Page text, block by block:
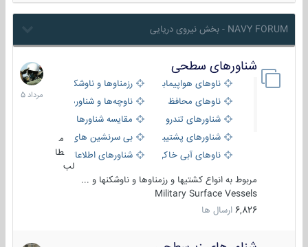
NAVY FORUM - بخش نیروی دریایی
شناورهای سطحی
ناوهای هواپیمابر و بالگرد بررزمناوها و ناوشکن‌ها
ناوهای محافظ
ناوچه‌ها و شناورهای گشتی
شناورهای تندرو
مقایسه شناورها
شناورهای پشتیبانی
بی سرنشین های دریایی
ناوهای آبی خاکی و نیروبرشناورهای اطلاعاتی و جاسوسی
طا
لب
مربوط به انواع کشتیها و رزمناوها و ناوشکنها و ...
Military Surface Vessels
6,826 ارسال ها
2
مرداد
1405